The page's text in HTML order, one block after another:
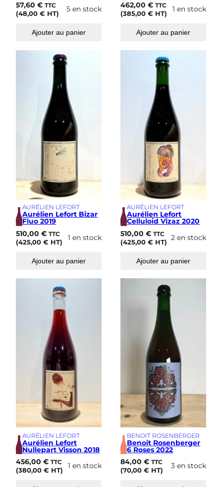
57,60€ TTC
(48,00€ HT) 5 en stock
Ajouter au panier
462,00€ TTC
(385,00€ HT) 1 en stock
Ajouter au panier
AURÉLIEN LEFORT
Aurélien Lefort Bizar
Fluo 2019
510,00€ TTC
(425,00€ HT) 1 en stock
Ajouter au panier
AURÉLIEN LEFORT
Aurélien Lefort
Celluloid Vizaz 2020
510,00€ TTC
(425,00€ HT) 2 en stock
Ajouter au panier
AURÉLIEN LEFORT
Aurélien Lefort
Nullepart Visson 2018
456,00€ TTC
(380,00€ HT) 1 en stock
BENOIT ROSENBERGER
Benoit Rosenberger
6 Roses 2022
84,00€ TTC
(70,00€ HT) 3 en stock